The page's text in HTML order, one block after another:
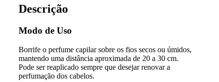
Descrição
Modo de Uso
Borrife o perfume capilar sobre os fios secos ou úmidos,
mantendo uma distância aproximada de 20 a 30 cm.
Pode ser reaplicado sempre que desejar renovar a
perfumação dos cabelos.